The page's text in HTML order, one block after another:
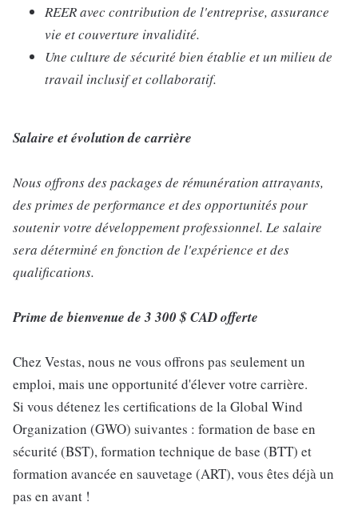
REER avec contribution de l'entreprise, assurance
vie et couverture invalidité.
Une culture de sécurité bien établie et un milieu de
travail inclusif et collaboratif.
Salaire et évolution de carrière
Nous offrons des packages de rémunération attrayants,
des primes de performance et des opportunités pour
soutenir votre développement professionnel. Le salaire
sera déterminé en fonction de l'expérience et des
qualifications.
Prime de bienvenue de 3 300 $ CAD offerte
Chez Vestas, nous ne vous offrons pas seulement un
emploi, mais une opportunité d'élever votre carrière.
Si vous détenez les certifications de la Global Wind
Organization (GWO) suivantes : formation de base en
sécurité (BST), formation technique de base (BTT) et
formation avancée en sauvetage (ART), vous êtes déjà un
pas en avant !